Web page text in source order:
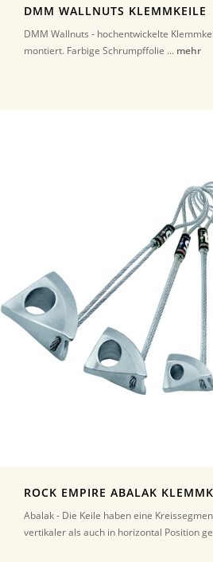
DMM WALLNUTS KLEMMKEILE
DMM Wallnuts - hochentwickelte
montiert. Farbige Schrumpffolie ... mehr
ROCK EMPIRE ABALAK
Abalak - Die Keile haben eine
vertikaler als auch in horizontal Position